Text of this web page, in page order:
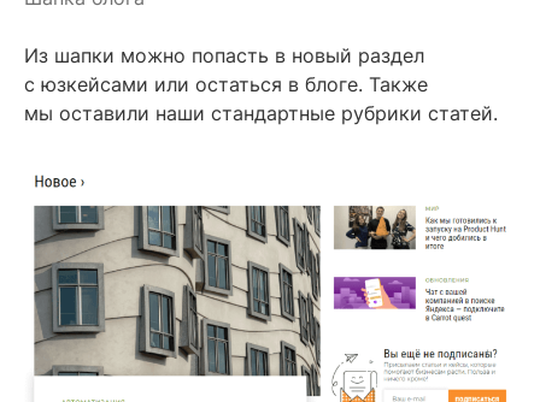
Из шапки можно попасть в новый раздел
с юзкейсами или остаться в блоге. Также
мы оставили наши стандартные рубрики статей.